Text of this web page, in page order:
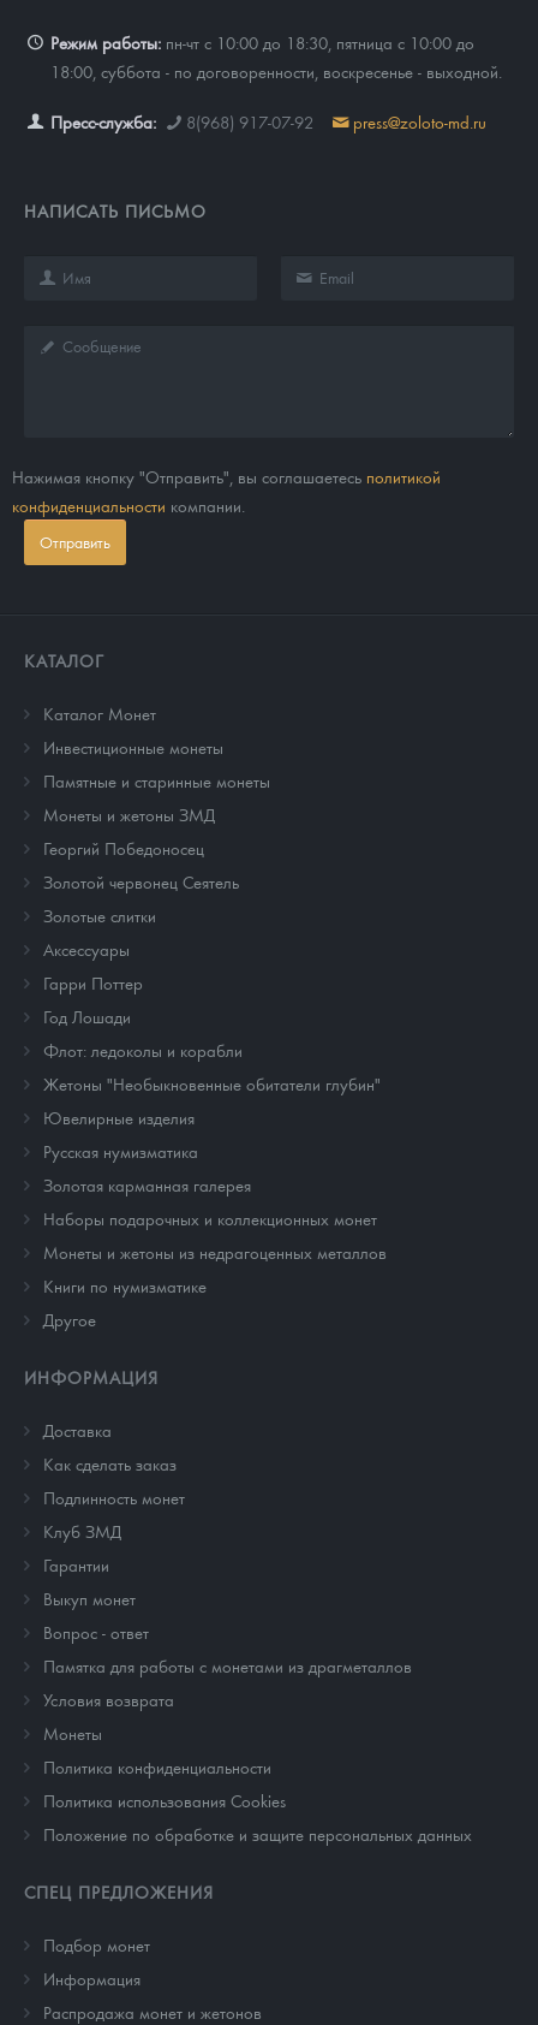
Режим работы: пн-чт с 10:00 до 18:30, пятница с 10:00 до
18:00, суббота - по договоренности, воскресенье - выходной.
Пресс-служба: 8(968) 917-07-92 press@zoloto-md.ru
НАПИСАТЬ ПИСЬМО
Нажимая кнопку "Отправить", вы соглашаетесь политикой
конфиденциальности компании.
Отправить
КАТАЛОГ
Каталог Монет
Инвестиционные монеты
Памятные и старинные монеты
Монеты и жетоны ЗМД
Георгий Победоносец
Золотой червонец Сеятель
Золотые слитки
Аксессуары
Гарри Поттер
Год Лошади
Флот: ледоколы и корабли
Жетоны "Необыкновенные обитатели глубин"
Ювелирные изделия
Русская нумизматика
Золотая карманная галерея
Наборы подарочных и коллекционных монет
Монеты и жетоны из недрагоценных металлов
Книги по нумизматике
Другое
ИНФОРМАЦИЯ
Доставка
Как сделать заказ
Подлинность монет
Клуб ЗМД
Гарантии
Выкуп монет
Вопрос - ответ
Памятка для работы с монетами из драгметаллов
Условия возврата
Монеты
Политика конфиденциальности
Политика использования Cookies
Положение по обработке и защите персональных данных
СПЕЦ ПРЕДЛОЖЕНИЯ
Подбор монет
Информация
Распродажа монет и жетонов